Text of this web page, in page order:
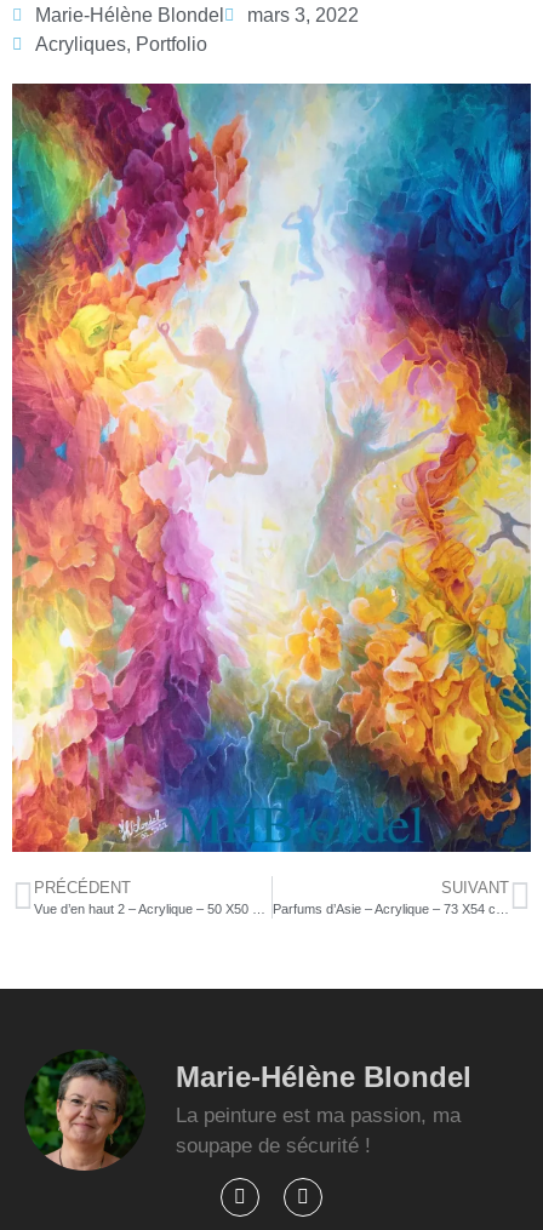
Marie-Hélène Blondel
mars 3, 2022
Acryliques, Portfolio
PRÉCÉDENT SUIVANT
Marie-Hélène Blondel
La peinture est ma passion, ma
soupape de sécurité !